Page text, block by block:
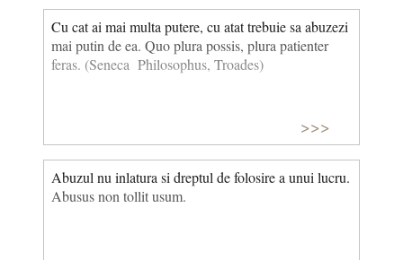
Cu cat ai mai multa putere, cu atat trebuie sa abuzezi
mai putin de ea. Quo plura possis, plura patienter
feras. (Seneca Philosophus, Troades)
>>>
Abuzul nu inlatura si dreptul de folosire a unui lucru.
Abusus non tollit usum.